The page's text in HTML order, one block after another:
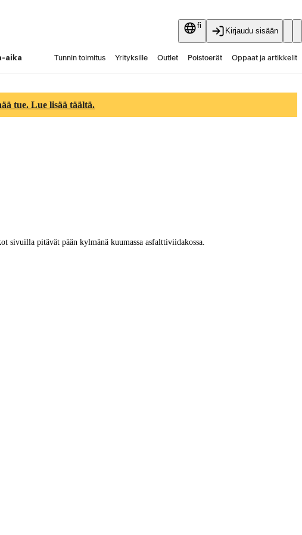
fi
Kirjaudu sisään
aika Tunnin toimitus Yrityksille Outlet Poistoerät Oppaat ja artikkelit
tue. Lue lisää täältä.
sivuilla pitävät pään kylmänä kuumassa asfalttiviidakossa.